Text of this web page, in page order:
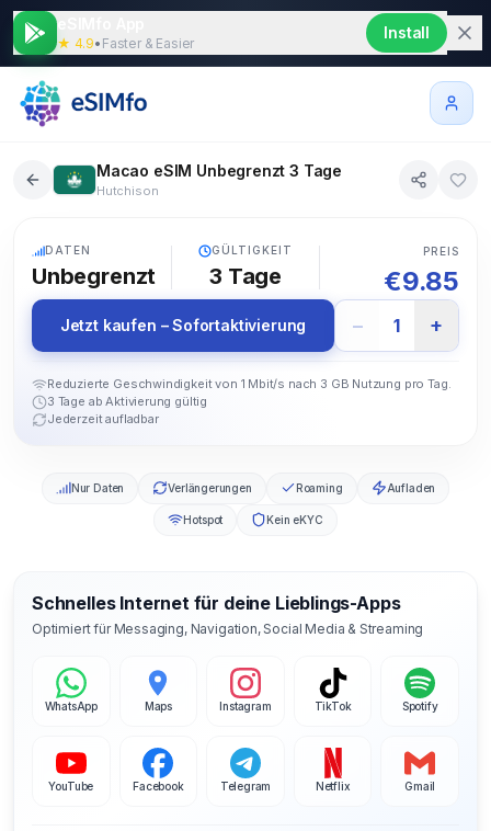
★ 4.9• Faster & Easier
Install
Macao eSIM Unbegrenzt 3 Tage
Hutchison
DATEN
Unbegrenzt
GÜLTIGKEIT
3 Tage
PREIS
€9.85
Jetzt kaufen – Sofortaktivierung − 1 +
Reduzierte Geschwindigkeit von 1 Mbit/s nach 3 GB Nutzung pro Tag.
3 Tage ab Aktivierung gültig
Jederzeit aufladbar
Nur Daten Verlängerungen Roaming Aufladen
Hotspot Kein eKYC
Schnelles Internet für deine Lieblings-Apps
Optimiert für Messaging, Navigation, Social Media & Streaming
WhatsApp Maps Instagram TikTok Spotify
YouTube Facebook Telegram Netflix Gmail